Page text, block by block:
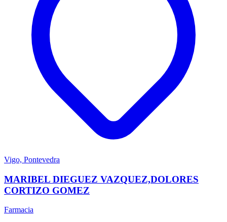
Vigo, Pontevedra
MARIBEL DIEGUEZ VAZQUEZ,DOLORES
CORTIZO GOMEZ
Farmacia